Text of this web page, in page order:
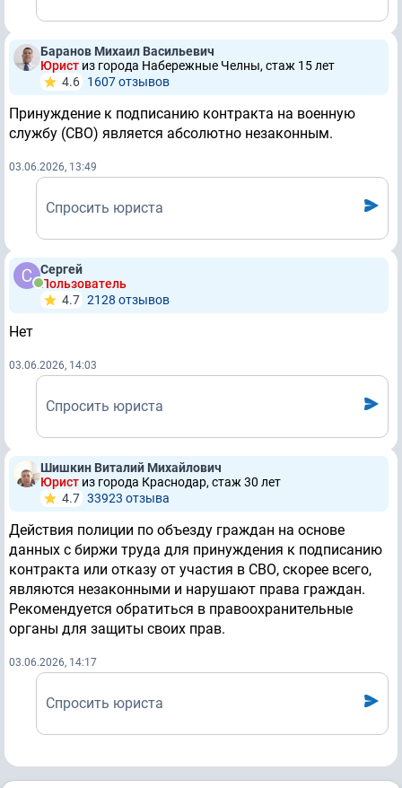
Баранов Михаил Васильевич
Юрист из города Набережные Челны, стаж 15 лет
4.6 1607 отзывов
Принуждение к подписанию контракта на военную
службу (СВО) является абсолютно незаконным.
03.06.2026, 13:49
Спросить юриста
Сергей
Пользователь
4.7 2128 отзывов
Нет
03.06.2026, 14:03
Спросить юриста
Шишкин Виталий Михайлович
Юрист из города Краснодар, стаж 30 лет
4.7 33923 отзывa
Действия полиции по объезду граждан на основе
данных с биржи труда для принуждения к подписанию
контракта или отказу от участия в СВО, скорее всего,
являются незаконными и нарушают права граждан.
Рекомендуется обратиться в правоохранительные
органы для защиты своих прав.
03.06.2026, 14:17
Спросить юриста